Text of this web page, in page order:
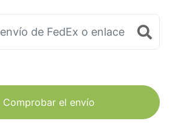
Comprobar el envío